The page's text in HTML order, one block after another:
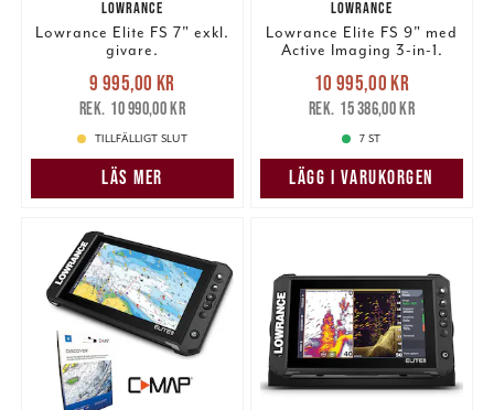
LOWRANCE
Lowrance Elite FS 7" exkl.
givare.
Nuvarande pris
9 995,00 krTidigare pris
10 990,00 kr
9 995,00 kr
10 990,00 kr
TILLFÄLLIGT SLUT
LÄS MER
LOWRANCE
Lowrance Elite FS 9" med
Active Imaging 3-in-1.
Nuvarande pris
10 995,00 krTidigare pris
15 386,00 kr
10 995,00 kr
15 386,00 kr
7 ST
LÄGG I VARUKORGEN